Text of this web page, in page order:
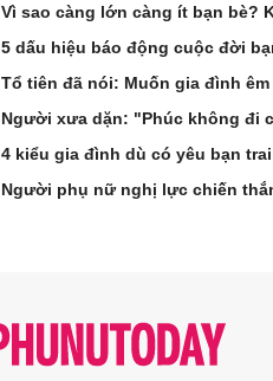
Vì sao càng lớn càng ít bạn bè?
5 dấu hiệu báo động cuộc đời
Tổ tiên đã nói: Muốn gia đình
Người xưa dặn: "Phúc không đi
4 kiểu gia đình dù có yêu bạn
Người phụ nữ nghị lực chiến